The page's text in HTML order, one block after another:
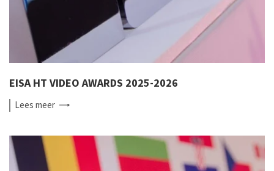
EISA HT VIDEO AWARDS 2025-2026
Leesmeer